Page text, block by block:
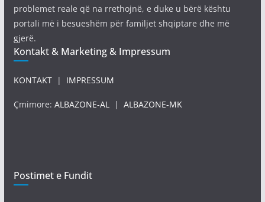
problemet reale që na rrethojnë, e duke u bërë kështu
portali më i besueshëm për familjet shqiptare dhe më
gjerë.
Kontakt & Marketing & Impressum
KONTAKT| IMPRESSUM
Çmimore: ALBAZONE-AL | ALBAZONE-MK
Postimet e Fundit